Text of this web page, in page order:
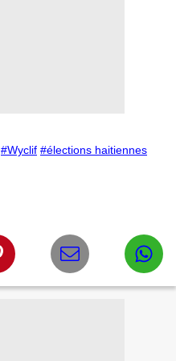
#Wyclif #élections haitiennes